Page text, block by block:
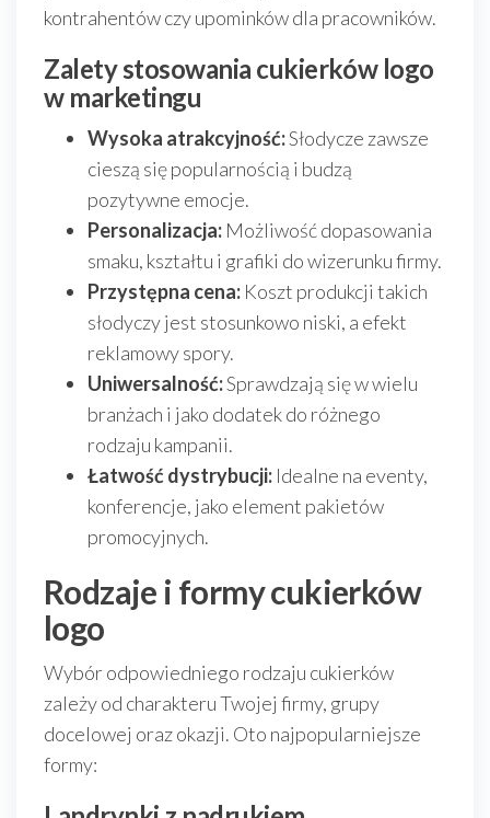
kontrahentów czy upominków dla pracowników.
Zalety stosowania cukierków logo
w marketingu
Wysoka atrakcyjność:Słodycze zawsze
cieszą się popularnością i budzą
pozytywne emocje.
Personalizacja: Możliwość dopasowania
smaku, kształtu i grafiki do wizerunku firmy.
Przystępna cena: Koszt produkcji takich
słodyczy jest stosunkowo niski, a efekt
reklamowy spory.
Uniwersalność:Sprawdzają się w wielu
branżach i jako dodatek do różnego
rodzaju kampanii.
Łatwość dystrybucji: Idealne na eventy,
konferencje, jako element pakietów
promocyjnych.
Rodzaje i formy cukierków
logo
Wybór odpowiedniego rodzaju cukierków
zależy od charakteru Twojej firmy, grupy
docelowej oraz okazji. Oto najpopularniejsze
formy: